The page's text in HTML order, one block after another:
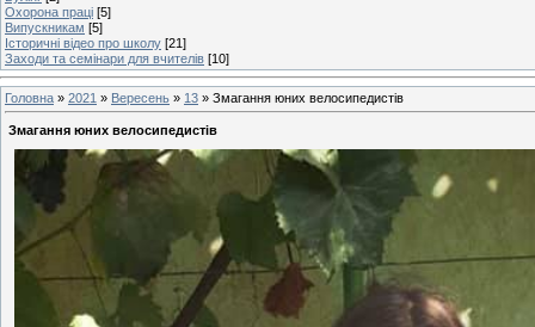
Охорона праці [5]
Випускникам [5]
Історичні відео про школу [21]
Заходи та семінари для вчителів [10]
Головна » 2021 » Вересень » 13 » Змагання юних велосипедистів
Змагання юних велосипедистів